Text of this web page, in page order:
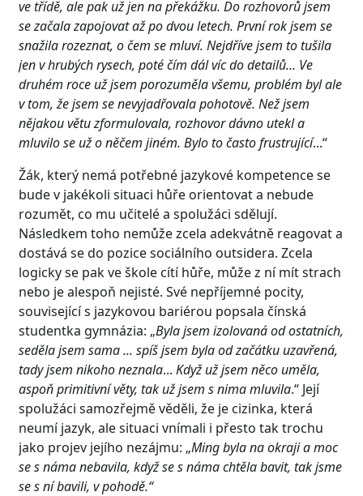
ve třídě, ale pak už jen na překážku. Do rozhovorů jsem
se začala zapojovat až po dvou letech. První rok jsem se
snažila rozeznat, o čem se mluví. Nejdříve jsem to tušila
jen v hrubých rysech, poté čím dál víc do detailů... Ve
druhém roce už jsem porozuměla všemu, problém byl ale
v tom, že jsem se nevyjadřovala pohotově. Než jsem
nějakou větu zformulovala, rozhovor dávno utekl a
mluvilo se už o něčem jiném. Bylo to často frustrující...“
Žák, který nemá potřebné jazykové kompetence se
bude v jakékoli situaci hůře orientovat a nebude
rozumět, co mu učitelé a spolužáci sdělují.
Následkem toho nemůže zcela adekvátně reagovat a
dostává se do pozice sociálního outsidera. Zcela
logicky se pak ve škole cítí hůře, může z ní mít strach
nebo je alespoň nejisté. Své nepříjemné pocity,
související s jazykovou bariérou popsala čínská
studentka gymnázia: „Byla jsem izolovaná od ostatních,
seděla jsem sama ... spíš jsem byla od začátku uzavřená,
tady jsem nikoho neznala... Když už jsem něco uměla,
aspoň primitivní věty, tak už jsem s nima mluvila.“ Její
spolužáci samozřejmě věděli, že je cizinka, která
neumí jazyk, ale situaci vnímali i přesto tak trochu
jako projev jejího nezájmu: „Ming byla na okraji a moc
se s náma nebavila, když se s náma chtěla bavit, tak jsme
se s ní bavili, v pohodě.“